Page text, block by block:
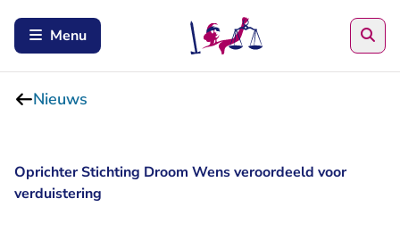
Menu
Nieuws
Oprichter Stichting Droom Wens veroordeeld voor
verduistering